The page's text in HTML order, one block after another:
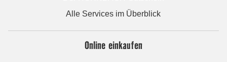
Alle Services im Überblick
Online einkaufen